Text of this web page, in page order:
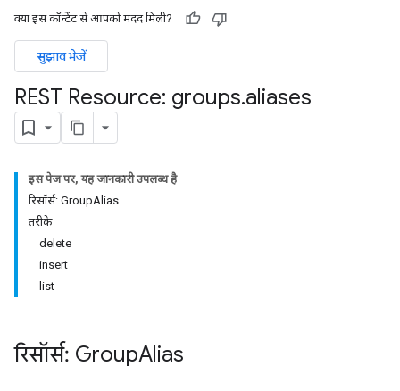
क्या इस कॉन्टेंट से आपको मदद मिली?
सुझाव भेजें
REST Resource: groups.aliases
इस पेज पर, यह जानकारी उपलब्ध है
रिसॉर्स: GroupAlias
तरीके
delete
insert
list
रिसॉर्स: GroupAlias